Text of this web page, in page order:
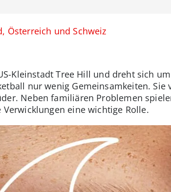
Österreich und Schweiz
Kleinstadt Tree Hill und dreht sich
nur wenig Gemeinsamkeiten.
Neben familiären Problemen
Verwicklungen eine wichtige Rolle.